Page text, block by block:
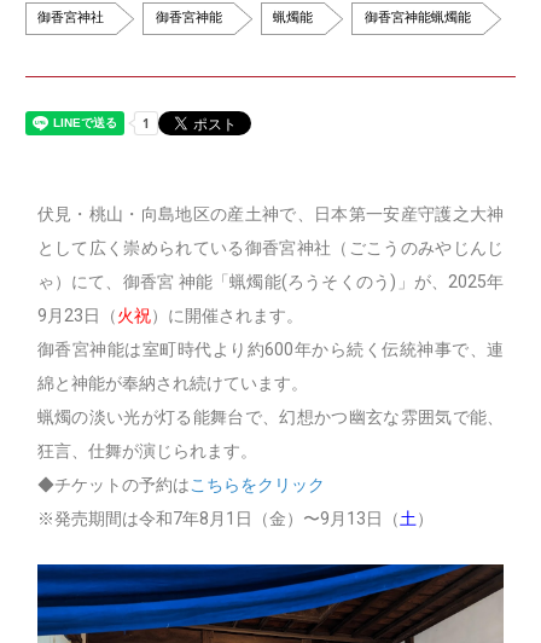
御香宮神社 御香宮神能 蝋燭能 御香宮神能蝋燭能
伏見・桃山・向島地区の産土神で、日本第一安産守護之大神
として広く崇められている御香宮神社（ごこうのみやじんじ
ゃ）にて、御香宮 神能「蝋燭能(ろうそくのう)」が、2025年
9月23日（火祝）に開催されます。
御香宮神能は室町時代より約600年から続く伝統神事で、連
綿と神能が奉納され続けています。
蝋燭の淡い光が灯る能舞台で、幻想かつ幽玄な雰囲気で能、
狂言、仕舞が演じられます。
◆チケットの予約はこちらをクリック
※発売期間は令和7年8月1日（金）〜9月13日（土）